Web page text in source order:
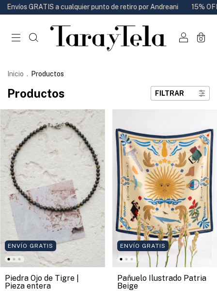
cualquier punto de retiro por Andreani 15% OFF por
0
Inicio . Productos
Productos FILTRAR
ENVÍO GRATIS
Piedra Ojo de Tigre |
Pieza entera
ENVÍO GRATIS
Pañuelo Ilustrado Patria
Beige